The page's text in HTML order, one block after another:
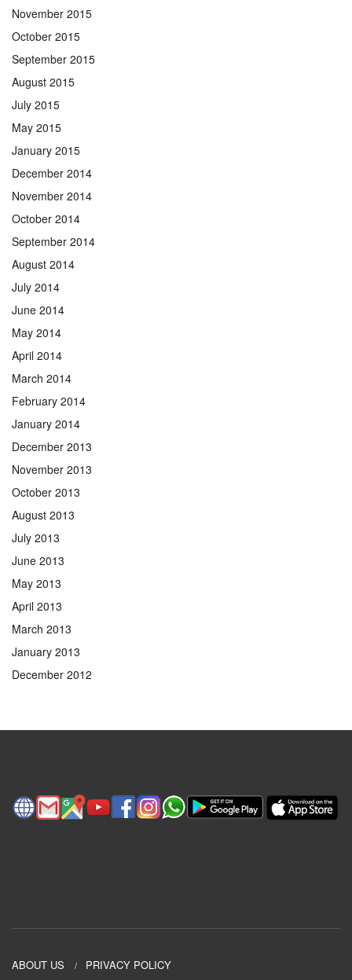
November 2015
October 2015
September 2015
August 2015
July 2015
May 2015
January 2015
December 2014
November 2014
October 2014
September 2014
August 2014
July 2014
June 2014
May 2014
April 2014
March 2014
February 2014
January 2014
December 2013
November 2013
October 2013
August 2013
July 2013
June 2013
May 2013
April 2013
March 2013
January 2013
December 2012
ABOUT US PRIVACY POLICY